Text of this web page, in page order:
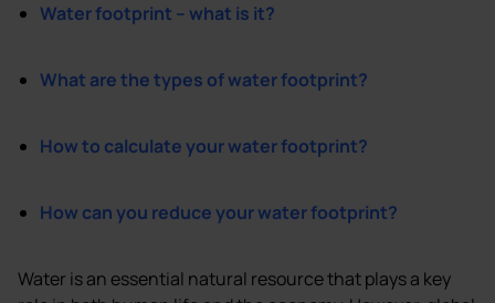
Water footprint – what is it?
What are the types of water footprint?
How to calculate your water footprint?
How can you reduce your water footprint?
Water is an essential natural resource that plays a key